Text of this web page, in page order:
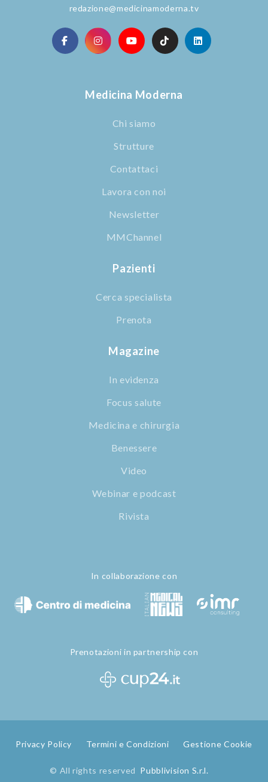
redazione@medicinamoderna.tv
Medicina Moderna
Chi siamo
Strutture
Contattaci
Lavora con noi
Newsletter
MMChannel
Pazienti
Cerca specialista
Prenota
Magazine
In evidenza
Focus salute
Medicina e chirurgia
Benessere
Video
Webinar e podcast
Rivista
In collaborazione con
Prenotazioni in partnership con
Privacy Policy Termini e Condizioni Gestione Cookie
© All rights reserved Pubblivision S.r.l.